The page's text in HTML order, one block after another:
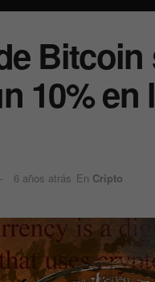
Bitcoin
10%
6 años atrás En Cripto